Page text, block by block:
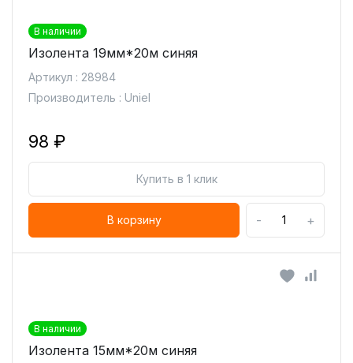
В наличии
Изолента 19мм*20м синяя
Артикул : 28984
Производитель : Uniel
98 ₽
Купить в 1 клик
В корзину - +
В наличии
Изолента 15мм*20м синяя